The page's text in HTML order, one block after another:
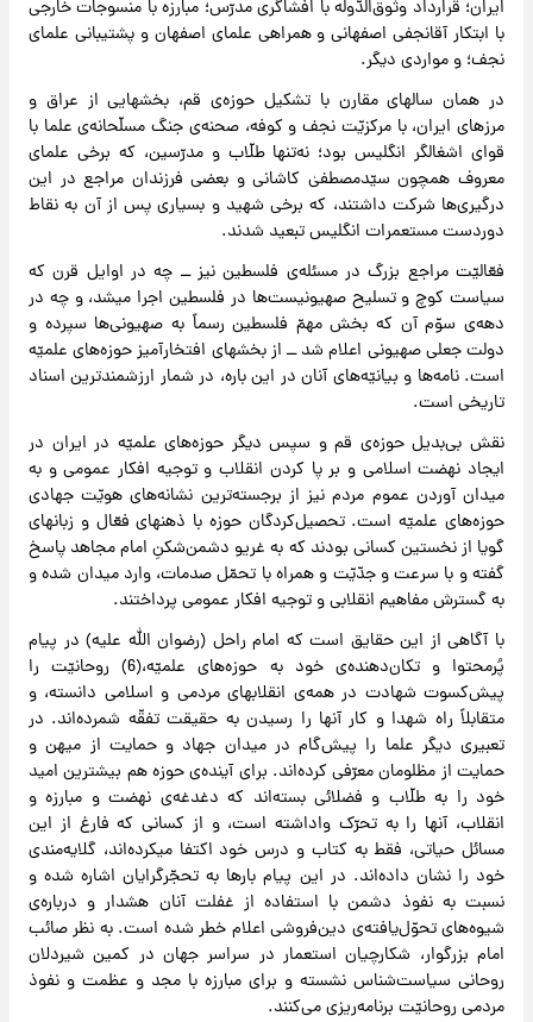
ایران؛ قرارداد وثوق‌الدّوله با افشاگری مدرّس؛ مبارزه با منسوجات خارجی
با ابتکار آقانجفی اصفهانی و همراهی علمای اصفهان و پشتیبانی علمای
نجف؛ و مواردی دیگر.
در همان سالهای مقارن با تشکیل حوزه‌ی قم، بخشهایی از عراق و
مرزهای ایران، با مرکزیّت نجف و کوفه، صحنه‌ی جنگ مسلّحانه‌ی علما با
قوای اشغالگر انگلیس بود؛ نه‌تنها طلّاب و مدرّسین، که برخی علمای
معروف همچون سیّدمصطفیٰ کاشانی و بعضی فرزندان مراجع در این
درگیری‌ها شرکت داشتند، که برخی شهید و بسیاری پس از آن به نقاط
دوردست مستعمرات انگلیس تبعید شدند.
فعّالیّت مراجع بزرگ در مسئله‌ی فلسطین نیز ــ چه در اوایل قرن که
سیاست کوچ و تسلیح صهیونیست‌ها در فلسطین اجرا میشد، و چه در
دهه‌ی سوّم آن که بخش مهمّ فلسطین رسماً به صهیونی‌ها سپرده و
دولت جعلی صهیونی اعلام شد ــ از بخشهای افتخارآمیز حوزه‌های علمیّه
است. نامه‌ها و بیانیّه‌های آنان در این باره، در شمار ارزشمندترین اسناد
تاریخی است.
نقش بی‌بدیل حوزه‌ی قم و سپس دیگر حوزه‌های علمیّه در ایران در
ایجاد نهضت اسلامی و بر پا کردن انقلاب و توجیه افکار عمومی و به
میدان آوردن عموم مردم نیز از برجسته‌ترین نشانه‌های هویّت جهادی
حوزه‌های علمیّه است. تحصیل‌کردگان حوزه با ذهنهای فعّال و زبانهای
گویا از نخستین کسانی بودند که به غریو دشمن‌شکنِ امام مجاهد پاسخ
گفته و با سرعت و جدّیّت و همراه با تحمّل صدمات، وارد میدان شده و
به گسترش مفاهیم انقلابی و توجیه افکار عمومی پرداختند.
با آگاهی از این حقایق است که امام راحل (رضوان الله علیه) در پیام
پُرمحتوا و تکان‌دهنده‌ی خود به حوزه‌های علمیّه،(6) روحانیّت را
پیش‌کسوت شهادت در همه‌ی انقلابهای مردمی و اسلامی دانسته‌، و
متقابلاً راه شهدا و کار آنها را رسیدن به حقیقت تفقّه شمرده‌اند. در
تعبیری دیگر علما را پیش‌گام در میدان جهاد و حمایت از میهن و
حمایت از مظلومان معرّفی کرده‌اند. برای آینده‌ی حوزه هم بیشترین امید
خود را به طلّاب و فضلائی بسته‌اند که دغدغه‌ی نهضت و مبارزه و
انقلاب، آنها را به تحرّک واداشته است، و از کسانی که فارغ از این
مسائل حیاتی، فقط به کتاب و درس خود اکتفا میکرده‌اند، گلایه‌مندی
خود را نشان داده‌اند. در این پیام بارها به تحجّرگرایان اشاره شده و
نسبت به نفوذ دشمن با استفاده از غفلت آنان هشدار و درباره‌ی
شیوه‌های تحوّل‌یافته‌ی دین‌فروشی اعلام خطر شده است. به نظر صائب
امام بزرگوار،‌ شکارچیان استعمار در سراسر جهان در کمین شیردلان
روحانی سیاست‌شناس نشسته و برای مبارزه با مجد و عظمت و نفوذ
مردمی روحانیّت برنامه‌ریزی می‌کنند.